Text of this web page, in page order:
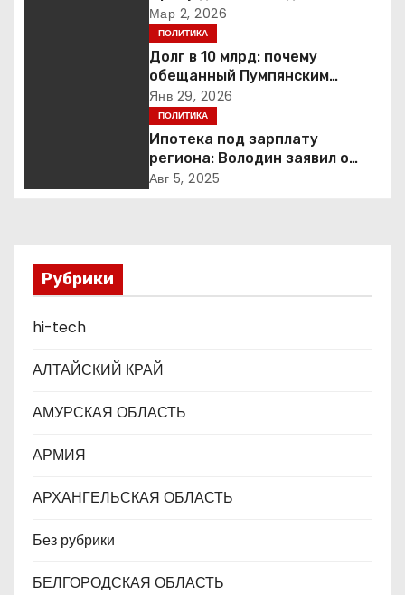
п
м
целей — Трамп
Мар 2, 2026
ПОЛИТИКА
Долг в 10 млрд: почему
обещанный Пумпянским
научный центр в
Екатеринбурге так и не
построен
Янв 29, 2026
ПОЛИТИКА
Ипотека под зарплату
региона: Володин заявил о
планах дифференцировать
Авг 5, 2025
Рубрики
hi-tech
АЛТАЙСКИЙ КРАЙ
АМУРСКАЯ ОБЛАСТЬ
АРМИЯ
АРХАНГЕЛЬСКАЯ ОБЛАСТЬ
Без рубрики
БЕЛГОРОДСКАЯ ОБЛАСТЬ